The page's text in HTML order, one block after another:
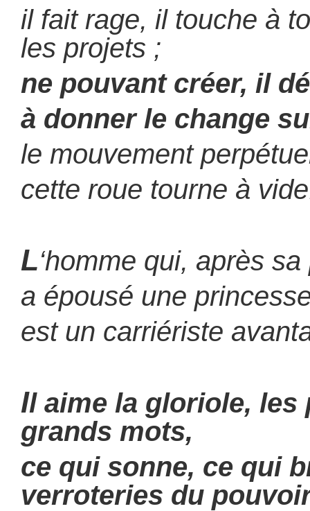
il fait rage, il touche à
les projets ;
ne pouvant créer, il
à donner le change
le mouvement
cette roue tourne à
L‘homme qui, après
a épousé une
est un carriériste
Il aime la gloriole, les
grands mots,
ce qui sonne, ce qui
verroteries du